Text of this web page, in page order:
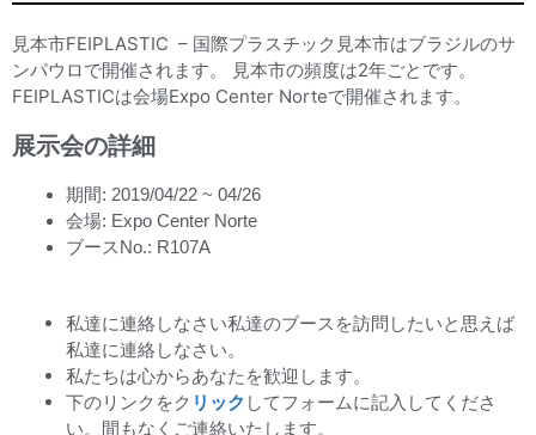
見本市FEIPLASTIC – 国際プラスチック見本市はブラジルのサ
ンパウロで開催されます。 見本市の頻度は2年ごとです。
FEIPLASTICは会場Expo Center Norteで開催されます。
展示会の詳細
期間: 2019/04/22 ~ 04/26
会場: Expo Center Norte
ブースNo.: R107A
私達に連絡しなさい私達のブースを訪問したいと思えば
私達に連絡しなさい。
私たちは心からあなたを歓迎します。
下のリンクをク リック してフォームに記入してくださ
い。間もなくご連絡いたします。